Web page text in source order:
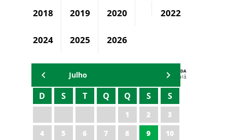
2018
2019 2020 2022
2024 2025 2026
AGENDA
Polícia Militar do Ceará
Julho
D S T Q Q S S
1 2
3
4
5 6 7 8 9
10